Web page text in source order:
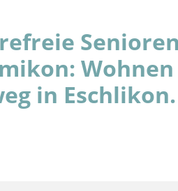
in Eschlikon.